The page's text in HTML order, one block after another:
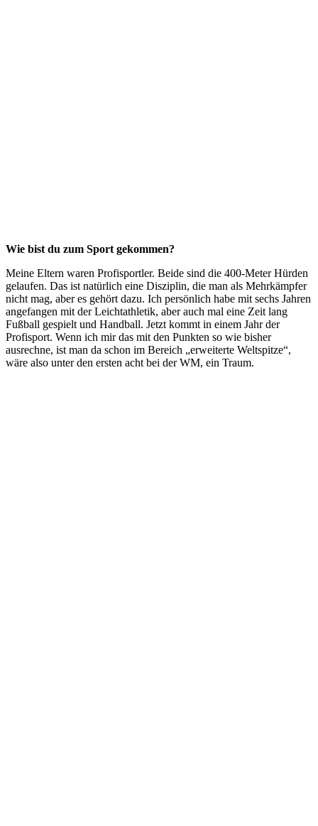
Wie bist du zum Sport gekommen?
Meine Eltern waren Profisportler. Beide sind die 400-Meter Hürden
gelaufen. Das ist natürlich eine Disziplin, die man als Mehrkämpfer
nicht mag, aber es gehört dazu. Ich persönlich habe mit sechs Jahren
angefangen mit der Leichtathletik, aber auch mal eine Zeit lang
Fußball gespielt und Handball. Jetzt kommt in einem Jahr der
Profisport. Wenn ich mir das mit den Punkten so wie bisher
ausrechne, ist man da schon im Bereich „erweiterte Weltspitze“,
wäre also unter den ersten acht bei der WM, ein Traum.